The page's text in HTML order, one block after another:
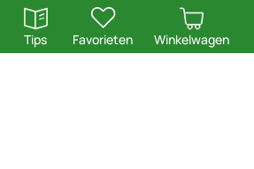
Tips
openen
Favorieten Winkelwagen